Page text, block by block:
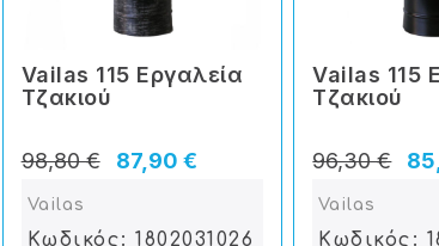
Vailas 115 Εργαλεία
Tζακιού
87,90 €
98,80 €
Vailas
Κωδικός: 1802031026
Vailas 115
Tζακιού
96,30 €
Vailas
Κωδικός: